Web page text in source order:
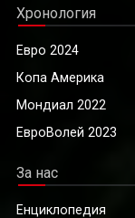
Хронология
Евро 2024
Копа Америка
Мондиал 2022
ЕвроВолей 2023
За нас
Енциклопедия